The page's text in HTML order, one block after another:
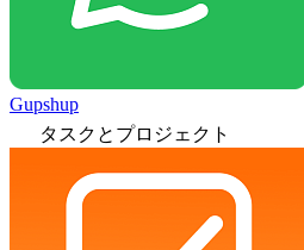
Gupshup
タスクとプロジェクト